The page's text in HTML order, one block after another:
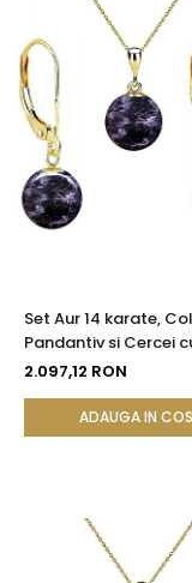
Set Aur 14 karate,
Pandantiv si Cercei
Tortita Inchisa cu
Ametist de 10 mm
2.097,12 RON
ADAUGA IN COS